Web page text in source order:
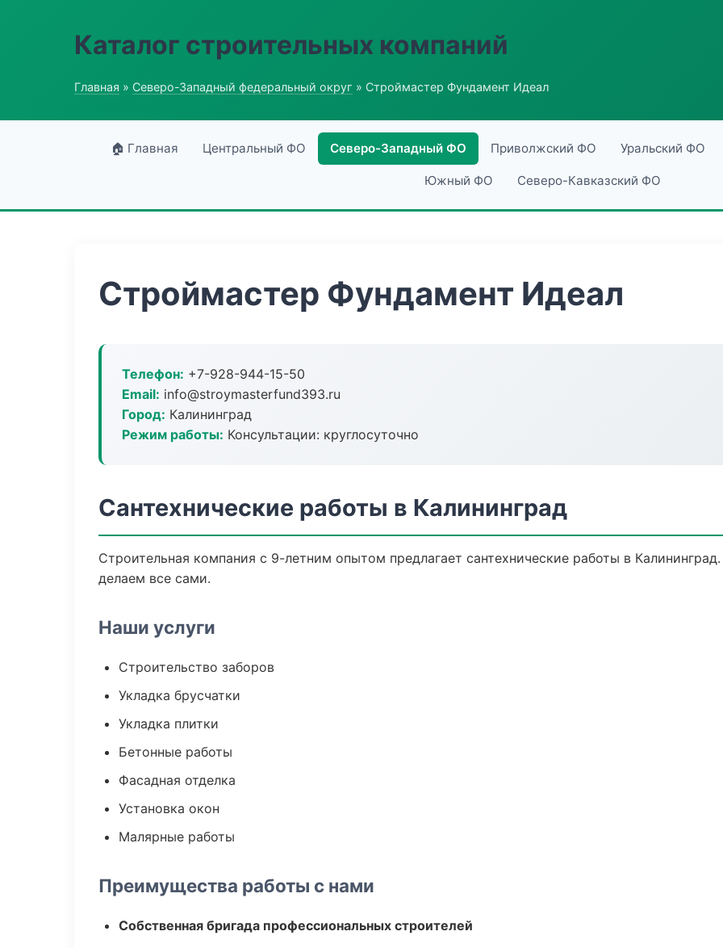
Каталог строительных компаний
Главная » Северо-Западный федеральный округ » Строймастер Фундамент Идеал
🏠 Главная Центральный ФО Северо-Западный ФО Приволжский ФО Уральский ФО
Южный ФО Северо-Кавказский ФО
Строймастер Фундамент Идеал
Телефон: +7-928-944-15-50
Email: info@stroymasterfund393.ru
Город: Калининград
Режим работы: Консультации: круглосуточно
Сантехнические работы в Калининград
Строительная компания с 9-летним опытом предлагает сантехнические работы в
делаем все сами.
Наши услуги
Строительство заборов
Укладка брусчатки
Укладка плитки
Бетонные работы
Фасадная отделка
Установка окон
Малярные работы
Преимущества работы с нами
Собственная бригада профессиональных строителей